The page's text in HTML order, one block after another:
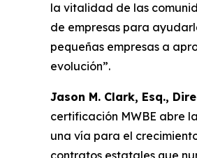
la vitalidad de las
de empresas para
pequeñas empresas a
evolución”.
Jason M. Clark, Esq.,
certificación MWBE abre
una vía para el